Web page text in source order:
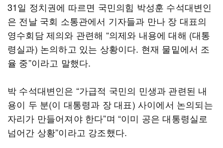
31일 정치권에 따르면 국민의힘 박성훈 수석대변인
은 전날 국회 소통관에서 기자들과 만나 장 대표의
영수회담 제의와 관련해 “의제와 내용에 대해 (대통
령실과) 논의하고 있는 상황이다. 현재 물밑에서 조
율 중”이라고 말했다.
박 수석대변인은 “가급적 국민의 민생과 관련된 내
용이 두 분(이 대통령과 장 대표) 사이에서 논의되는
자리가 만들어져야 한다”며 “이미 공은 대통령실로
넘어간 상황”이라고 강조했다.